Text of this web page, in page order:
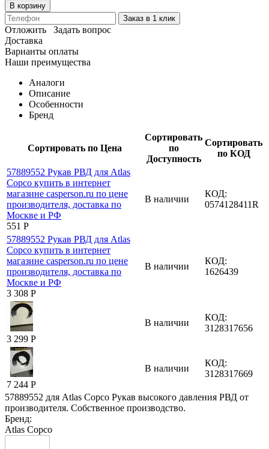
В корзину
Заказ в 1 клик
Отложить
Задать вопрос
Доставка
Варианты оплаты
Наши преимущества
Аналоги
Описание
Особенности
Бренд
Сортировать по Цена
Сортировать
по
Доступность
Сортировать
по КОД
‍551‍ Р
В наличии
КОД:
0574128411R
3 308 Р
В наличии
КОД:
1626439
3 299 Р
В наличии
КОД:
3128317656
7 244 Р
В наличии
КОД:
3128317669
57889552 для Atlas Copco Рукав высокого давления РВД от
производителя. Собственное производство.
Бренд:
Atlas Copco